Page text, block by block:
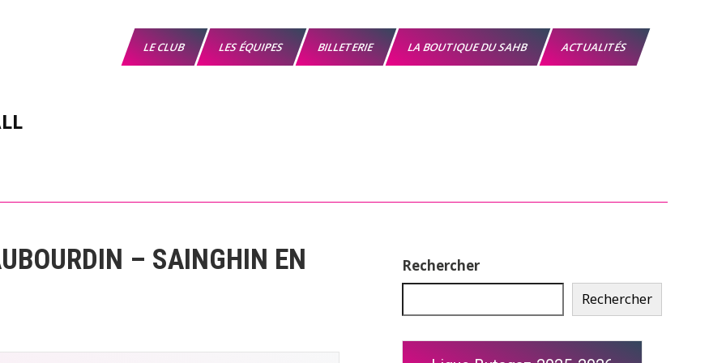
LE CLUB LES ÉQUIPES BILLETERIE LA BOUTIQUE DU SAHB ACTUALITÉS
– SAINGHIN EN
Rechercher
Rechercher